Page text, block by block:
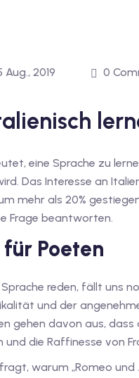
Aug., 2019 0
eine Sprache zu
Das Interesse an
mehr als 20%
Frage beantworten.
Poeten
reden, fällt uns
und der
gehen davon aus,
und die Raffinesse von
warum „Romeo